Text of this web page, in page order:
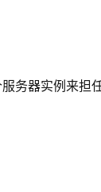
务器实例来担